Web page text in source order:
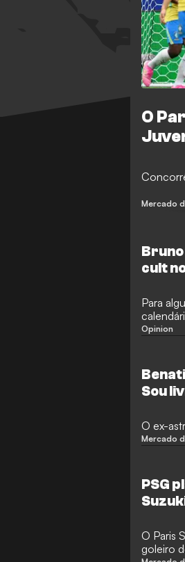
O
Mercado
cult
Para
está se
janela
Opinion
Sou
O ex-
Mercado
PSG
O Paris
goleiro